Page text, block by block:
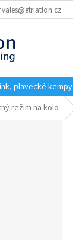
plavecké kempy
režim na kolo